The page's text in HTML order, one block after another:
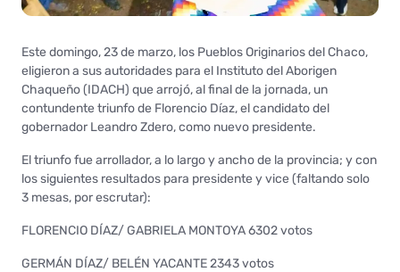
Este domingo, 23 de marzo, los Pueblos Originarios del Chaco,
eligieron a sus autoridades para el Instituto del Aborigen
Chaqueño (IDACH) que arrojó, al final de la jornada, un
contundente triunfo de Florencio Díaz, el candidato del
gobernador Leandro Zdero, como nuevo presidente.
El triunfo fue arrollador, a lo largo y ancho de la provincia; y con
los siguientes resultados para presidente y vice (faltando solo
3 mesas, por escrutar):
FLORENCIO DÍAZ/ GABRIELA MONTOYA 6302 votos
GERMÁN DÍAZ/ BELÉN YACANTE 2343 votos